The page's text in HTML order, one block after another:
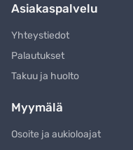
Asiakaspalvelu
Yhteystiedot
Palautukset
Takuu ja huolto
Myymälä
Osoite ja aukioloajat